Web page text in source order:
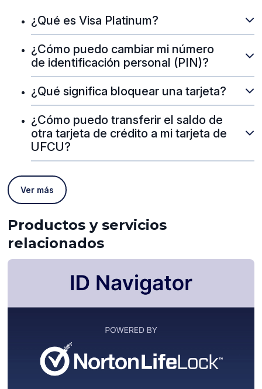
¿Qué es Visa Platinum?
¿Cómo puedo cambiar mi número
de identificación personal (PIN)?
¿Qué significa bloquear una tarjeta?
¿Cómo puedo transferir el saldo de
otra tarjeta de crédito a mi tarjeta de
UFCU?
Ver más
Productos y servicios
relacionados